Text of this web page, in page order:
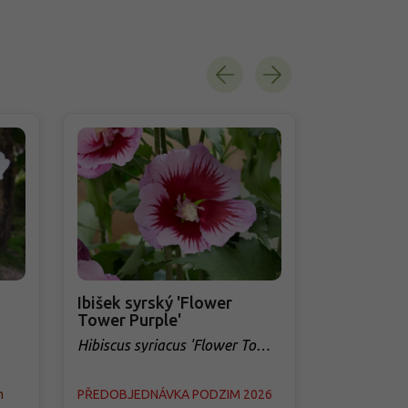
Ibišek syrský 'Flower
Tower Purple'
Hibiscus syriacus 'Flower Tower
PŘEDOBJEDNÁVKA PODZIM 2026